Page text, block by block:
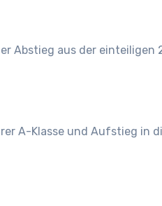
Abstieg aus der
A-Klasse und Aufstieg in